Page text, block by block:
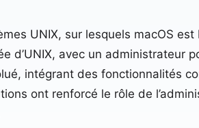
UNIX, sur lesquels macOS
d’UNIX, avec un administrateur
intégrant des fonctionnalités
ont renforcé le rôle de